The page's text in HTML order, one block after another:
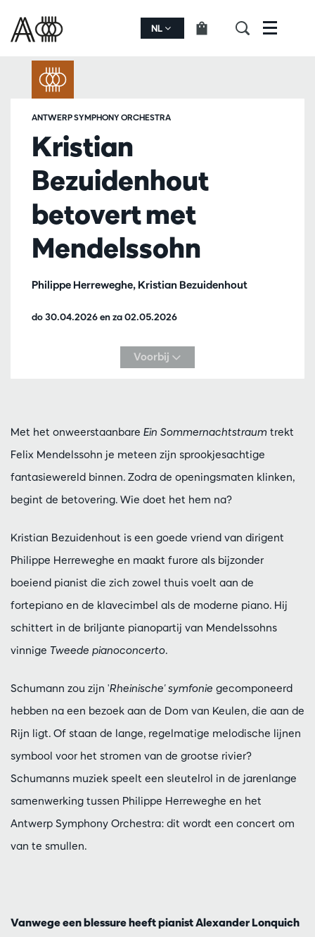
NL Menu
Kristian
Bezuidenhout
betovert met
Mendelssohn
Philippe Herreweghe, Kristian Bezuidenhout
ANTWERP SYMPHONY ORCHESTRA
do 30.04.2026enza 02.05.2026
Voorbij
Met het onweerstaanbare Ein Sommernachtstraum trekt
Felix Mendelssohn je meteen zijn sprookjesachtige
fantasiewereld binnen. Zodra de openingsmaten klinken,
begint de betovering. Wie doet het hem na?
Kristian Bezuidenhout is een goede vriend van dirigent
Philippe Herreweghe en maakt furore als bijzonder
boeiend pianist die zich zowel thuis voelt aan de
fortepiano en de klavecimbel als de moderne piano. Hij
schittert in de briljante pianopartij van Mendelssohns
vinnige Tweede pianoconcerto.
Schumann zou zijn 'Rheinische' symfonie gecomponeerd
hebben na een bezoek aan de Dom van Keulen, die aan de
Rijn ligt. Of staan de lange, regelmatige melodische lijnen
symbool voor het stromen van de grootse rivier?
Schumanns muziek speelt een sleutelrol in de jarenlange
samenwerking tussen Philippe Herreweghe en het
Antwerp Symphony Orchestra: dit wordt een concert om
van te smullen.
Vanwege een blessure heeft pianist Alexander Lonquich